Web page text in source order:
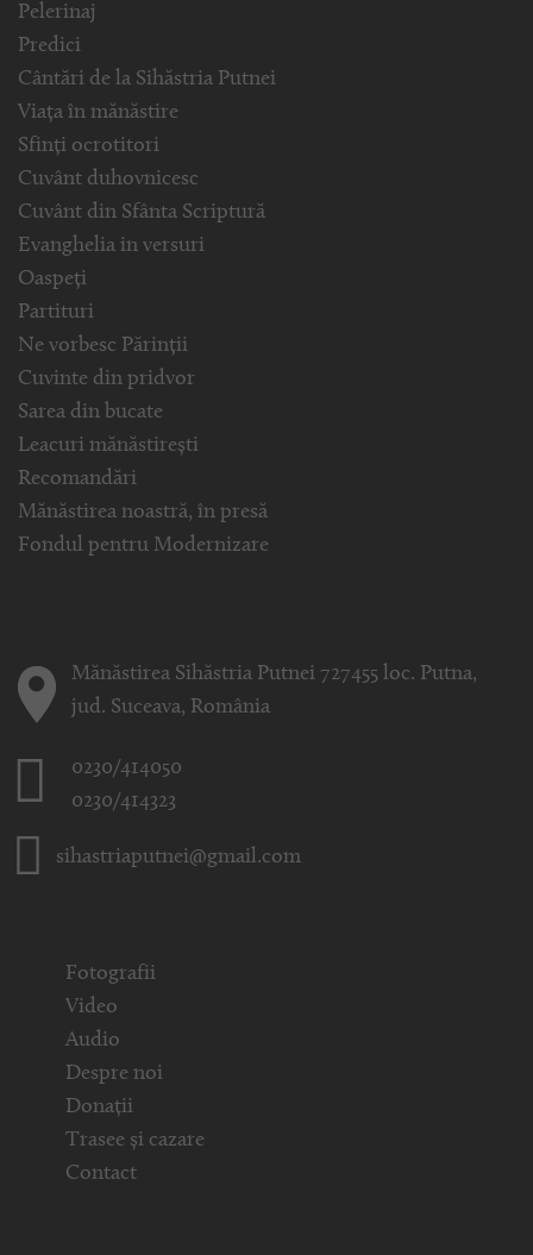
Pelerinaj
Predici
Cântări de la Sihăstria Putnei
Viața în mănăstire
Sfinți ocrotitori
Cuvânt duhovnicesc
Cuvânt din Sfânta Scriptură
Evanghelia in versuri
Oaspeți
Partituri
Ne vorbesc Părinții
Cuvinte din pridvor
Sarea din bucate
Leacuri mănăstirești
Recomandări
Mănăstirea noastră, în presă
Fondul pentru Modernizare
Mănăstirea Sihăstria Putnei 727455 loc. Putna,
jud. Suceava, România
0230/414050
0230/414323
sihastriaputnei@gmail.com
Fotografii
Video
Audio
Despre noi
Donații
Trasee și cazare
Contact